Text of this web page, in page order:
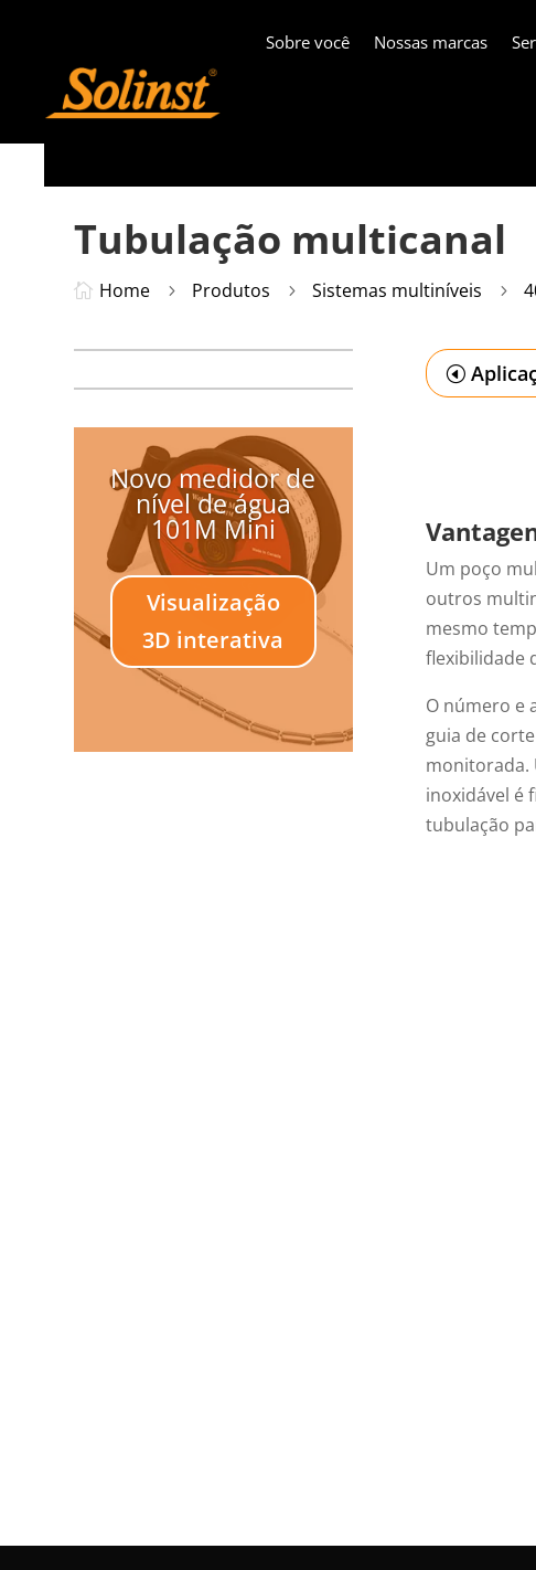
Sobre você Nossas marcas
Tubulação multicanal
 Home 5 Produtos 5 Sistemas multiníveis 5
Novo medidor de
nível de água
101M Mini
Visualização
3D interativa
Um poço
outros
mesmo
flexibilidade
O número e
guia de
monitorada.
inoxidável é
tubulação